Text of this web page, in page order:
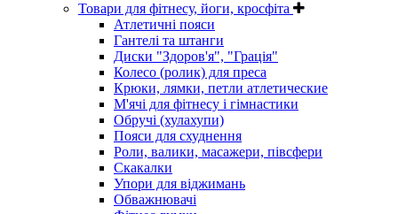
Товари для фітнесу, йоги, кросфіта
Атлетичні пояси
Гантелі та штанги
Диски "Здоров'я", "Грація"
Колесо (ролик) для преса
Крюки, лямки, петли атлетические
М'ячі для фітнесу і гімнастики
Обручі (хулахупи)
Пояси для схуднення
Роли, валики, масажери, півсфери
Скакалки
Упори для віджимань
Обважнювачі